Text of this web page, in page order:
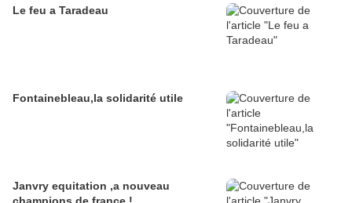
Le feu a Taradeau
Fontainebleau,la solidarité utile
Janvry equitation ,a nouveau